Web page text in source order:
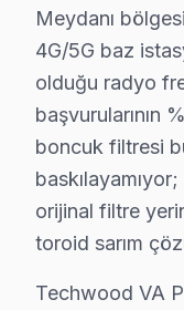
Bağcılar
Bağcılar
Techwood
✓ 15+ Yıl
✓ Orijinal Yedek
Meydanı
4G/5G baz
olduğu radyo
başvurularının
boncuk filtresi
orijinal filtre
toroid sarım
Techwood VA